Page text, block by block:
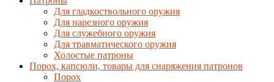
Для гладкоствольного оружия
Для нарезного оружия
Для служебного оружия
Для травматического оружия
Холостые патроны
Порох, капсюли, товары для снаряжения патронов
Порох